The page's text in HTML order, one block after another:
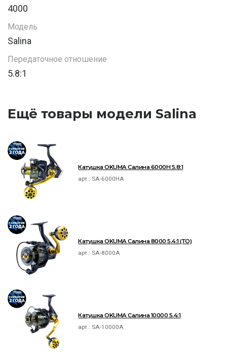
4000
Модель
Salina
Передаточное отношение
5.8:1
Ещё товары модели Salina
Катушка OKUMA Салина 6000H 5.8:1
арт.: SA-6000HA
Катушка OKUMA Салина 8000 5.4:1 (ТО)
арт.: SA-8000A
Катушка OKUMA Салина 10000 5.4:1
арт.: SA-10000A